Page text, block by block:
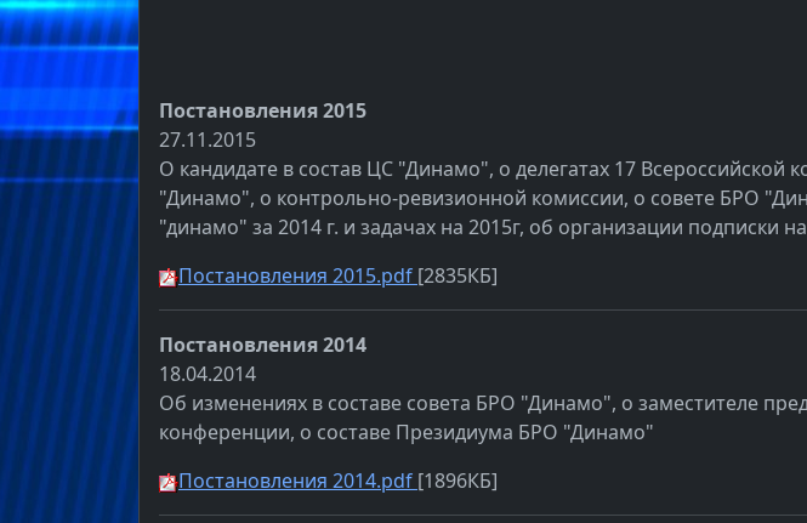
Постановления 2015
27.11.2015
О кандидате в состав ЦС "Динамо", о делегатах 17
"Динамо", о контрольно-ревизионной комиссии, о совете БРО
"динамо" за 2014 г. и задачах на 2015г, об организации подписки
Постановления 2015.pdf [2835КБ]
Постановления 2014
18.04.2014
Об изменениях в составе совета БРО "Динамо", о заместителе
конференции, о составе Президиума БРО "Динамо"
Постановления 2014.pdf [1896КБ]